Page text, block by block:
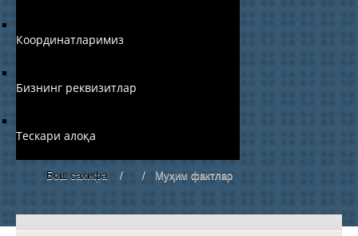
Координатларимиз
Бизнинг реквизитлар
Тескари алоқа
Бош сахифа / / Муҳим фактлар